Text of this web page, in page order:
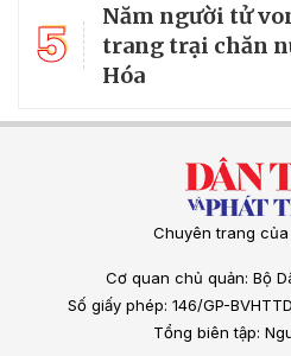
5
Năm người tử
trang trại chăn
Hóa
Chuyên trang của
Cơ quan chủ quản: Bộ
Số giấy phép: 146/GP-
Tổng biên tập: